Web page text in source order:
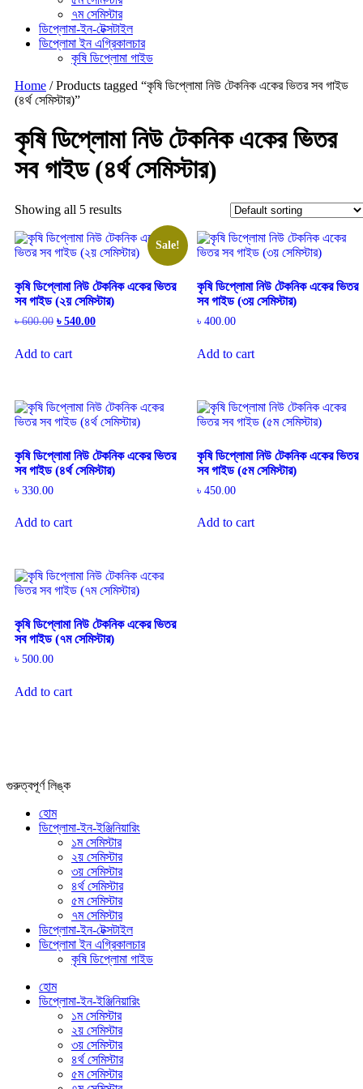
৭ম সেমিস্টার
ডিপ্লোমা-ইন-টেক্সটাইল
ডিপ্লোমা ইন এগ্রিকালচার
কৃষি ডিপ্লোমা গাইড
Home / Products tagged “কৃষি ডিপ্লোমা নিউ টেকনিক একের ভিতর সব গাইড
(৪র্থ সেমিস্টার)”
কৃষি ডিপ্লোমা নিউ টেকনিক একের ভিতর
সব গাইড (৪র্থ সেমিস্টার)
Showing all 5 results
Sale!
কৃষি ডিপ্লোমা নিউ টেকনিক একের ভিতর
সব গাইড (২য় সেমিস্টার)
৳600.00 Original
৳ 600.00.
৳ 540.00Current
Add to cart
কৃষি ডিপ্লোমা নিউ টেকনিক একের ভিতর
সব গাইড (৩য় সেমিস্টার)
৳ 400.00
Add to cart
কৃষি ডিপ্লোমা নিউ টেকনিক একের ভিতর
সব গাইড (৪র্থ সেমিস্টার)
৳ 330.00
Add to cart
কৃষি ডিপ্লোমা নিউ টেকনিক একের ভিতর
সব গাইড (৫ম সেমিস্টার)
৳ 450.00
Add to cart
কৃষি ডিপ্লোমা নিউ টেকনিক একের ভিতর
সব গাইড (৭ম সেমিস্টার)
৳ 500.00
Add to cart
গুরুত্বপূর্ণ লিঙ্ক
হোম
ডিপ্লোমা-ইন-ইঞ্জিনিয়ারিং
১ম সেমিস্টার
২য় সেমিস্টার
৩য় সেমিস্টার
৪র্থ সেমিস্টার
৫ম সেমিস্টার
৭ম সেমিস্টার
ডিপ্লোমা-ইন-টেক্সটাইল
ডিপ্লোমা ইন এগ্রিকালচার
কৃষি ডিপ্লোমা গাইড
হোম
ডিপ্লোমা-ইন-ইঞ্জিনিয়ারিং
১ম সেমিস্টার
২য় সেমিস্টার
৩য় সেমিস্টার
৪র্থ সেমিস্টার
৫ম সেমিস্টার